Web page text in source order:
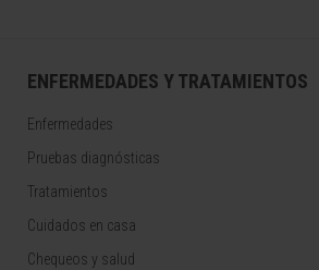
ENFERMEDADES Y TRATAMIENTOS
Enfermedades
Pruebas diagnósticas
Tratamientos
Cuidados en casa
Chequeos y salud